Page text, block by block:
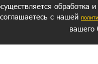
обработка
с нашей
вашего